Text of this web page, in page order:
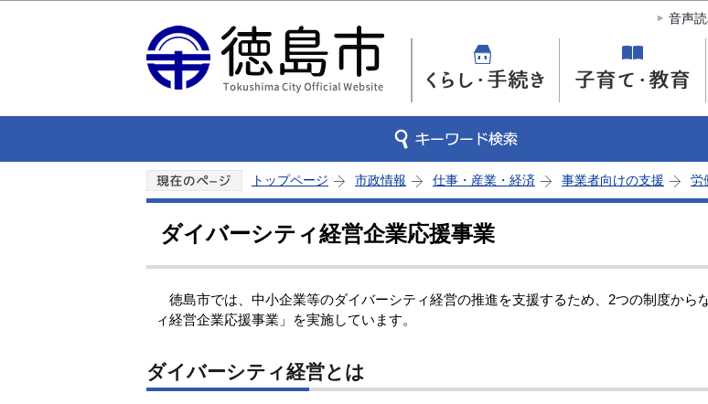
このページの本文へ移動
音声
トップページ 市政情報 仕事・産業・経済 事業者向けの支援 労
ダイバーシティ経営企業応援事業
徳島市では、中小企業等のダイバーシティ経営の推進を支援するため、2つの制度から
ィ経営企業応援事業」を実施しています。
ダイバーシティ経営とは